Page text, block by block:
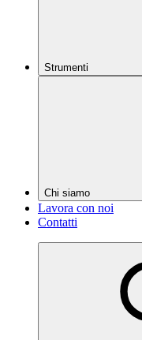
Strumenti
Chi siamo
Lavora con noi
Contatti